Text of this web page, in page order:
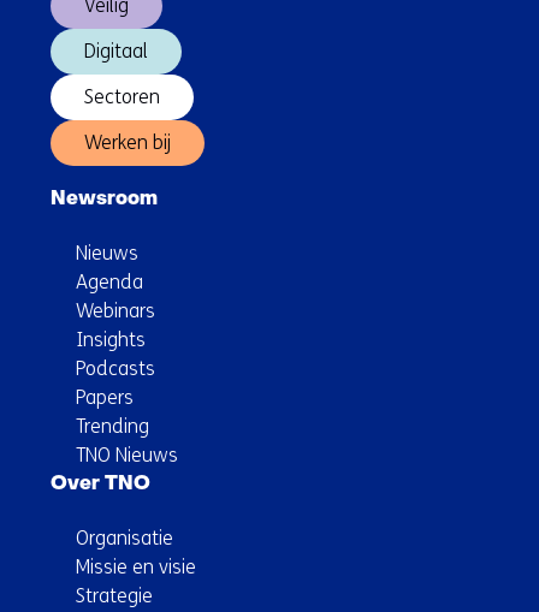
Veilig
Digitaal
Sectoren
Werken bij
Newsroom
Nieuws
Agenda
Webinars
Insights
Podcasts
Papers
Trending
TNO Nieuws
Over TNO
Organisatie
Missie en visie
Strategie